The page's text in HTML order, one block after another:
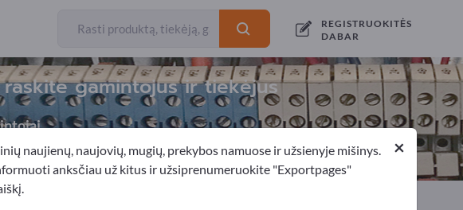
REGISTRUOKITĖS
DABAR
gamintojus ir tiekėjus
Eksportuotojai
×
naujienų, naujovių, mugių, prekybos namuose ir užsienyje mišinys.
anksčiau už kitus ir užsiprenumeruokite "Exportpages"